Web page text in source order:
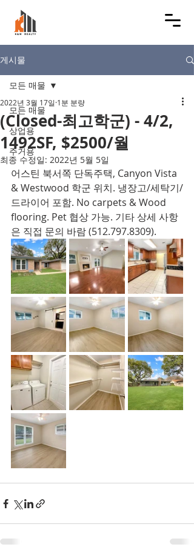
게시물
모든 매물
상업용
주거용
모든 매물
(Closed-최고학군) - 4/2,
1492SF, $2500/월
2022년 3월 17일 1분 분량
최종 수정일: 2022년 5월 5일
어스틴 북서쪽 단독주택, Canyon Vista
& Westwood 학군 위치. 냉장고/세탁기/
드라이어 포함. No carpets & Wood
flooring. Pet 협상 가능. 기타 상세 사항
은 직접 문의 바람 (512.797.8309).